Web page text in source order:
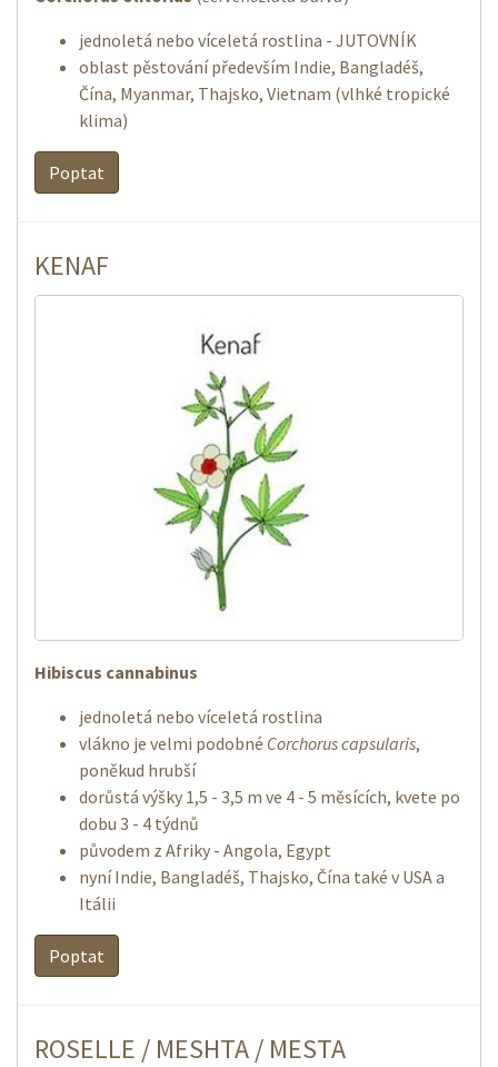
jednoletá nebo víceletá rostlina - JUTOVNÍK
oblast pěstování především Indie, Bangladéš,
Čína, Myanmar, Thajsko, Vietnam (vlhké tropické
klima)
Poptat
KENAF
Hibiscus cannabinus
jednoletá nebo víceletá rostlina
vlákno je velmi podobné Corchorus capsularis,
poněkud hrubší
dorůstá výšky 1,5 - 3,5 m ve 4 - 5 měsících, kvete po
dobu 3 - 4 týdnů
původem z Afriky - Angola, Egypt
nyní Indie, Bangladéš, Thajsko, Čína také v USA a
Itálii
Poptat
ROSELLE / MESHTA / MESTA